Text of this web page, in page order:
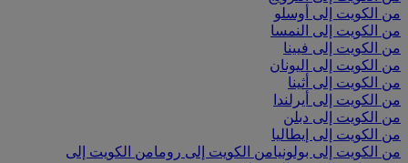
من الكويت إلى أوسلو
من الكويت إلى النمسا
من الكويت إلى فيينا
من الكويت إلى اليونان
من الكويت إلى أثينا
من الكويت إلى أيرلندا
من الكويت إلى دبلن
من الكويت إلى إيطاليا
من الكويت إلى بولونيامن الكويت إلى رومامن الكويت إلى